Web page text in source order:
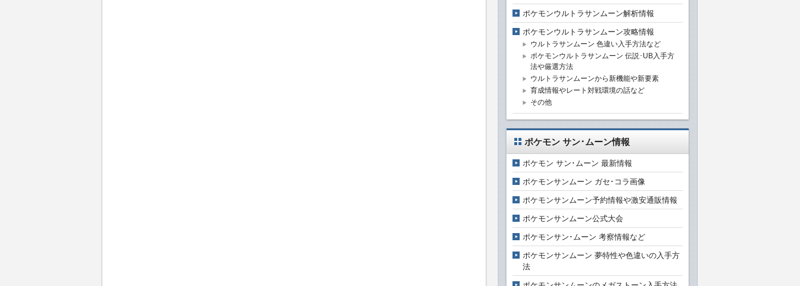
ポケモンウルトラサンムーン解析情報
ポケモンウルトラサンムーン攻略情報
ウルトラサンムーン 色違い入手方法など
ポケモンウルトラサンムーン 伝説･UB入手方
法や厳選方法
ウルトラサンムーンから新機能や新要素
育成情報やレート対戦環境の話など
その他
ポケモン サン･ムーン情報
ポケモン サン･ムーン 最新情報
ポケモンサンムーン ガセ･コラ画像
ポケモンサンムーン予約情報や激安通販情報
ポケモンサンムーン公式大会
ポケモンサン･ムーン 考察情報など
ポケモンサンムーン 夢特性や色違いの入手方
法